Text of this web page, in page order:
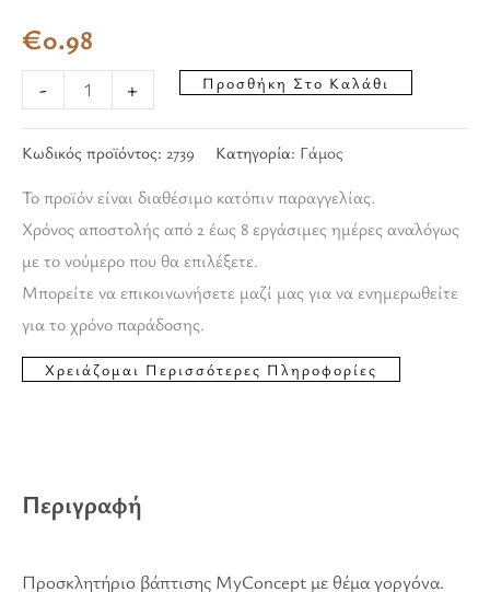
€0.98
- + Προσθήκη Στο Καλάθι
Κωδικός προϊόντος: 2739 Κατηγορία: Γάμος
Το προϊόν είναι διαθέσιμο κατόπιν παραγγελίας.
Χρόνος αποστολής από 2 έως 8 εργάσιμες ημέρες αναλόγως
με το νούμερο που θα επιλέξετε.
Μπορείτε να επικοινωνήσετε μαζί μας για να ενημερωθείτε
για το χρόνο παράδοσης.
Περιγραφή
Προσκλητήριο βάπτισης MyConcept με θέμα γοργόνα.